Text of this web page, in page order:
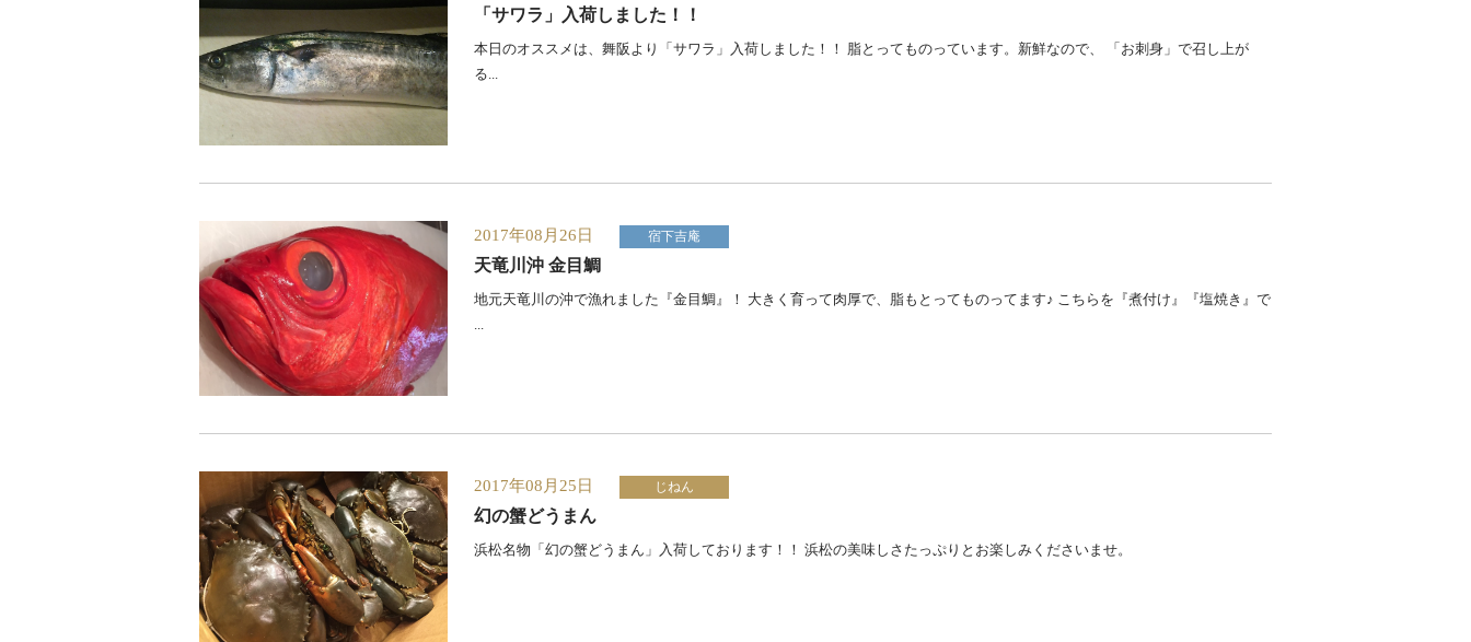
「サワラ」入荷しました！！
本日のオススメは、舞阪より「サワラ」入荷しました！！ 脂とってものっています。新鮮なので、 「お刺身」で召し上が
る...
2017年08月26日 宿下吉庵
天竜川沖 金目鯛
地元天竜川の沖で漁れました『金目鯛』！ 大きく育って肉厚で、脂もとってものってます♪ こちらを『煮付け』『塩焼き』で
...
2017年08月25日 じねん
幻の蟹どうまん
浜松名物「幻の蟹どうまん」入荷しております！！ 浜松の美味しさたっぷりとお楽しみくださいませ。